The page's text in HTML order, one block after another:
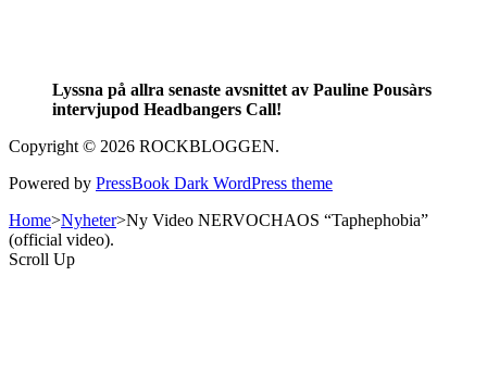
Lyssna på allra senaste avsnittet av Pauline Pousàrs
intervjupod Headbangers Call!
Copyright © 2026 ROCKBLOGGEN.
Powered by PressBook Dark WordPress theme
Home>Nyheter>Ny Video NERVOCHAOS “Taphephobia”
(official video).
Scroll Up